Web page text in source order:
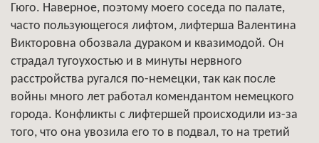
Гюго. Наверное, поэтому моего соседа по палате,
часто пользующегося лифтом, лифтерша Валентина
Викторовна обозвала дураком и квазимодой. Он
страдал тугоухостью и в минуты нервного
расстройства ругался по-немецки, так как после
войны много лет работал комендантом немецкого
города. Конфликты с лифтершей происходили из-за
того, что она увозила его то в подвал, то на третий